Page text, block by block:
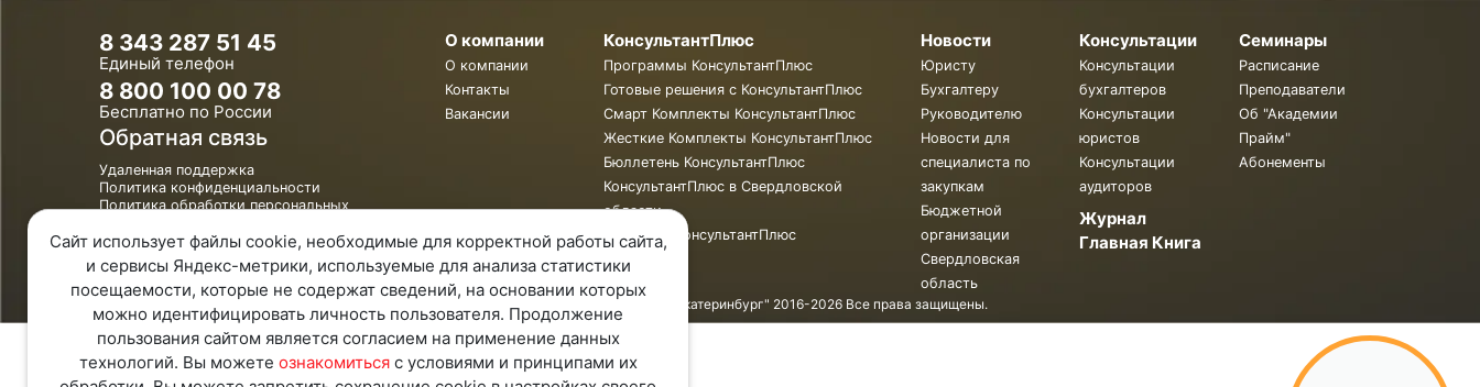
8 343 287 51 45
Единый телефон
8 800 100 00 78
Бесплатно по России
Обратная связь
Удаленная поддержка
Политика конфиденциальности
Политика обработки персональных
Карта Сайта
О компании
О компании
Контакты
Вакансии
КонсультантПлюс
Программы КонсультантПлюс
Готовые решения с КонсультантПлюс
Смарт Комплекты КонсультантПлюс
Жесткие Комплекты КонсультантПлюс
Бюллетень КонсультантПлюс
КонсультантПлюс в Свердловской
области
Обучение КонсультантПлюс
Новости
Юристу
Бухгалтеру
Руководителю
Новости для
специалиста по
закупкам
Бюджетной
организации
Свердловская
область
Консультации
Консультации
бухгалтеров
Консультации
юристов
Консультации
аудиторов
Журнал
Главная Книга
Семинары
Расписание
Преподаватели
Об "Академии
Прайм"
Абонементы
© ООО "КонсультантПлюс - Екатеринбург" 2016-2026 Все права защищены.
Сайт использует файлы cookie, необходимые для корректной работы сайта,
и сервисы Яндекс-метрики, используемые для анализа статистики
посещаемости, которые не содержат сведений, на основании которых
можно идентифицировать личность пользователя. Продолжение
пользования сайтом является согласием на применение данных
технологий. Вы можете ознакомитьсяс условиями и принципами их